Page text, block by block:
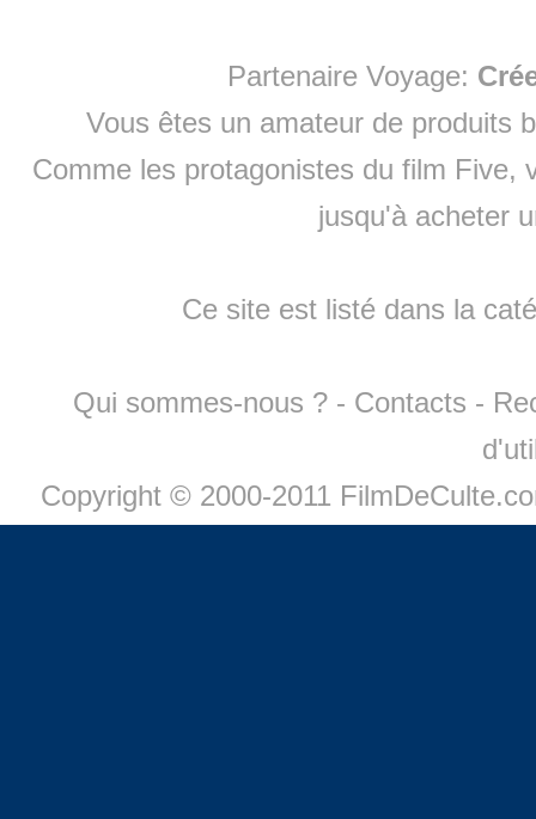
Partenaire Voyage:
Vous êtes un amateur de produits
Comme les protagonistes du film Five,
jusqu'à acheter
Ce site est listé dans la
Qui sommes-nous ? - Contacts -
Copyright © 2000-2011